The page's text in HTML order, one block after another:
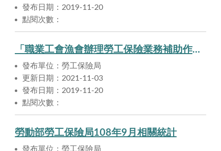
發布日期：2019-11-20
點閱次數：
「職業工會漁會辦理勞工保險業務補助作業要點」第2、4、5、6、8、9、10點業奉勞動部核定修正，職業工會漁會應依規定辦理。
發布單位：勞工保險局
更新日期：2021-11-03
發布日期：2019-11-20
點閱次數：
勞動部勞工保險局108年9月相關統計
發布單位：勞工保險局